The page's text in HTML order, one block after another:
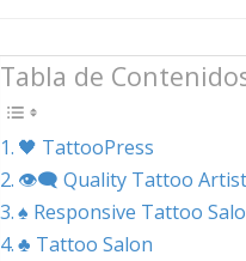
Tabla de
🖤 TattooPress
👁️‍🗨️ Quality Tattoo
♠️ Responsive Tattoo
♣️ Tattoo Salon